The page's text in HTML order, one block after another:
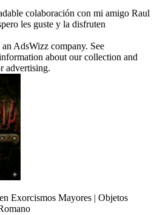
colaboración con mi amigo Raul
les guste y la disfruten
AdsWizz company. See
about our collection and
advertising.
Exorcismos Mayores | Objetos